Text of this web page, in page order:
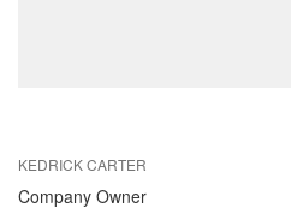
KEDRICK CARTER
Company Owner